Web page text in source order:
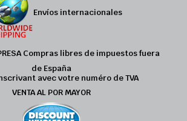
Envíos internacionales
Compras libres de impuestos fuera
de España
avec votre numéro de TVA
VENTA AL POR MAYOR